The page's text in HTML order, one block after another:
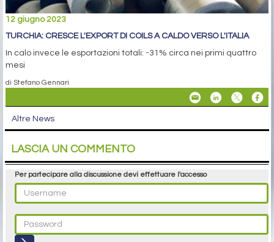
12 giugno 2023
TURCHIA: CRESCE L'EXPORT DI COILS A CALDO VERSO L'ITALIA
In calo invece le esportazioni totali: -31% circa nei primi quattro
mesi
di Stefano Gennari
Altre News
LASCIA UN COMMENTO
Per partecipare alla discussione devi effettuare l'accesso